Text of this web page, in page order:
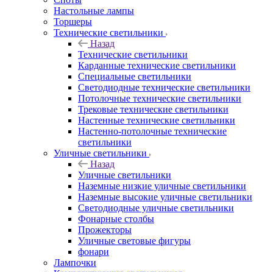
Настольные лампы
Торшеры
Технические светильники
Назад
Технические светильники
Карданные технические светильники
Специальные светильники
Светодиодные технические светильники
Потолочные технические светильники
Трековые технические светильники
Настенные технические светильники
Настенно-потолочные технические
светильники
Уличные светильники
Назад
Уличные светильники
Наземные низкие уличные светильники
Наземные высокие уличные светильники
Светодиодные уличные светильники
Фонарные столбы
Прожекторы
Уличные световые фигуры
фонари
Лампочки